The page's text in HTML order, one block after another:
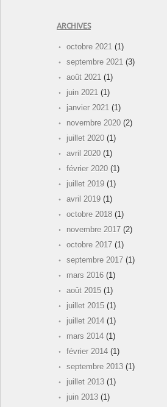
ARCHIVES
octobre 2021 (1)
septembre 2021 (3)
août 2021 (1)
juin 2021 (1)
janvier 2021 (1)
novembre 2020 (2)
juillet 2020 (1)
avril 2020 (1)
février 2020 (1)
juillet 2019 (1)
avril 2019 (1)
octobre 2018 (1)
novembre 2017 (2)
octobre 2017 (1)
septembre 2017 (1)
mars 2016 (1)
août 2015 (1)
juillet 2015 (1)
juillet 2014 (1)
mars 2014 (1)
février 2014 (1)
septembre 2013 (1)
juillet 2013 (1)
juin 2013 (1)